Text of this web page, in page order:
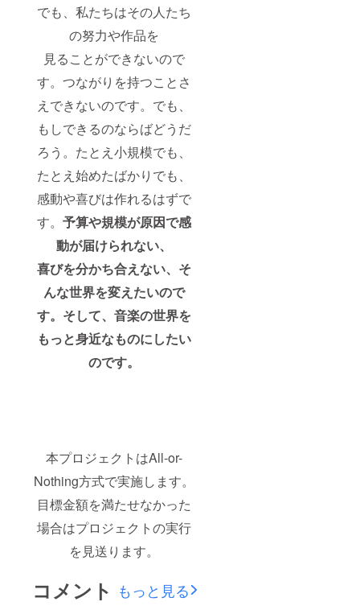
でも、私たちはその人たち
の努力や作品を
見ることができないので
す。つながりを持つことさ
えできないのです。でも、
もしできるのならばどうだ
ろう。たとえ小規模でも、
たとえ始めたばかりでも、
感動や喜びは作れるはずで
す。予算や規模が原因で感
動が届けられない、
喜びを分かち合えない、 そ
んな世界を変えたいので
す。そして、音楽の世界を
もっと身近なものにしたい
のです。
本プロジェクトはAll-or-
Nothing方式で実施します。
目標金額を満たせなかった
場合はプロジェクトの実行
を見送ります。
コメント もっと見る